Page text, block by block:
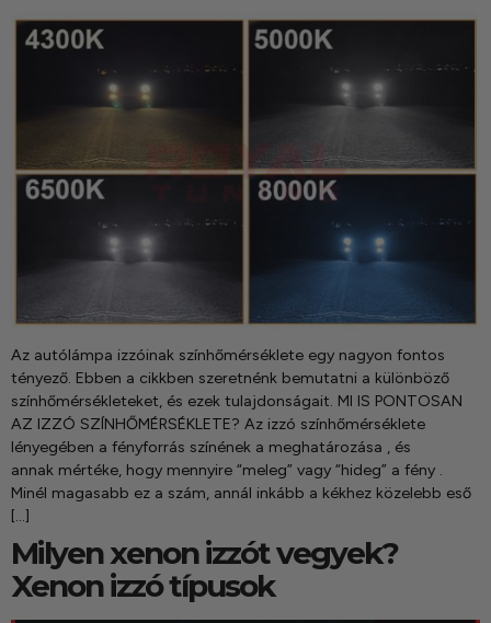
Az autólámpa izzóinak színhőmérséklete egy nagyon fontos
tényező. Ebben a cikkben szeretnénk bemutatni a különböző
színhőmérsékleteket, és ezek tulajdonságait. MI IS PONTOSAN
AZ IZZÓ SZÍNHŐMÉRSÉKLETE? Az izzó színhőmérséklete
lényegében a fényforrás színének a meghatározása , és
annak mértéke, hogy mennyire “meleg” vagy “hideg” a fény .
Minél magasabb ez a szám, annál inkább a kékhez közelebb eső
[…]
Milyen xenon izzót vegyek?
Xenon izzó típusok